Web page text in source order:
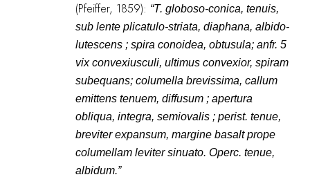
(Pfeiffer, 1859): “T. globoso-conica, tenuis,
sub lente plicatulo-striata, diaphana, albido-
lutescens ; spira conoidea, obtusula; anfr. 5
vix convexiusculi, ultimus convexior, spiram
subequans; columella brevissima, callum
emittens tenuem, diffusum ; apertura
obliqua, integra, semiovalis ; perist. tenue,
breviter expansum, margine basalt prope
columellam leviter sinuato. Operc. tenue,
albidum.”